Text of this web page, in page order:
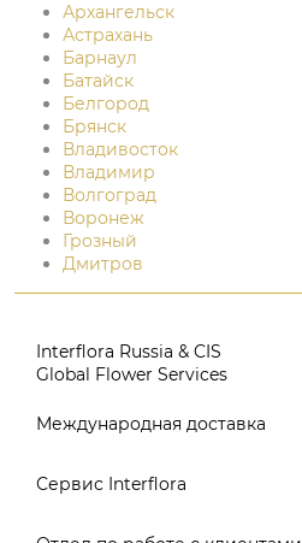
Архангельск
Астрахань
Барнаул
Батайск
Белгород
Брянск
Владивосток
Владимир
Волгоград
Воронеж
Грозный
Дмитров
Interflora Russia & CIS
Global Flower Services
Версия для печати
Поиск
Международная доставка
Россия
Сервис Interflora